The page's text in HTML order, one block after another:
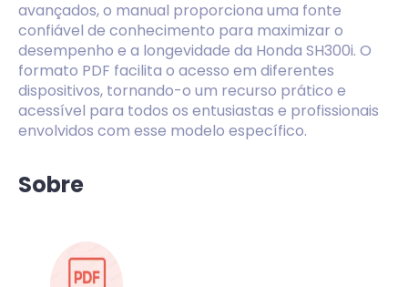
avançados, o manual proporciona uma fonte
confiável de conhecimento para maximizar o
desempenho e a longevidade da Honda SH300i. O
formato PDF facilita o acesso em diferentes
dispositivos, tornando-o um recurso prático e
acessível para todos os entusiastas e profissionais
envolvidos com esse modelo específico.
Sobre